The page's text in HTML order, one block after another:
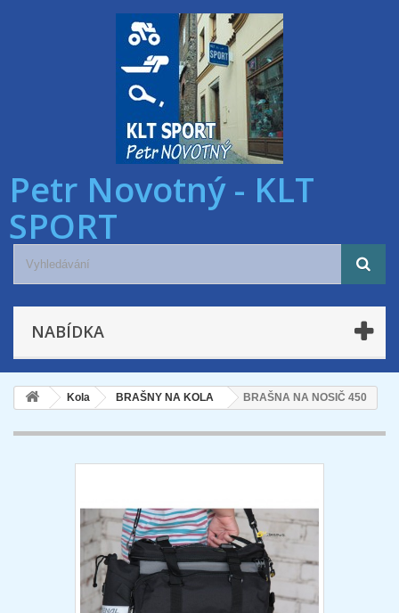
Petr Novotný - KLT
SPORT
NABÍDKA
Kola BRAŠNY NA KOLA BRAŠNA NA NOSIČ 450